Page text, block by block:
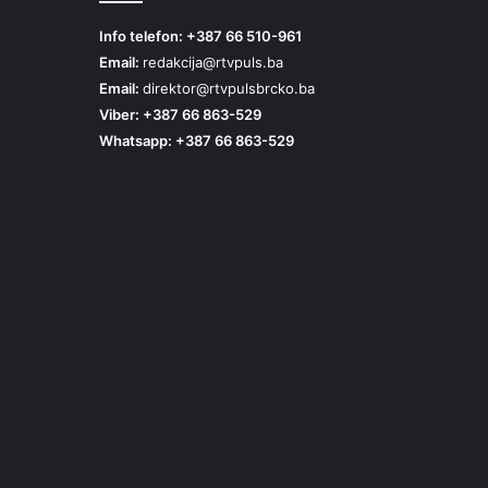
Info telefon: +387 66 510-961
Email: redakcija@rtvpuls.ba
Email: direktor@rtvpulsbrcko.ba
Viber: +387 66 863-529
Whatsapp: +387 66 863-529